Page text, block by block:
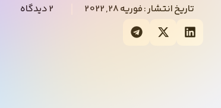
تاریخ انتشار :فوریه 28, 2022 2 دیدگاه